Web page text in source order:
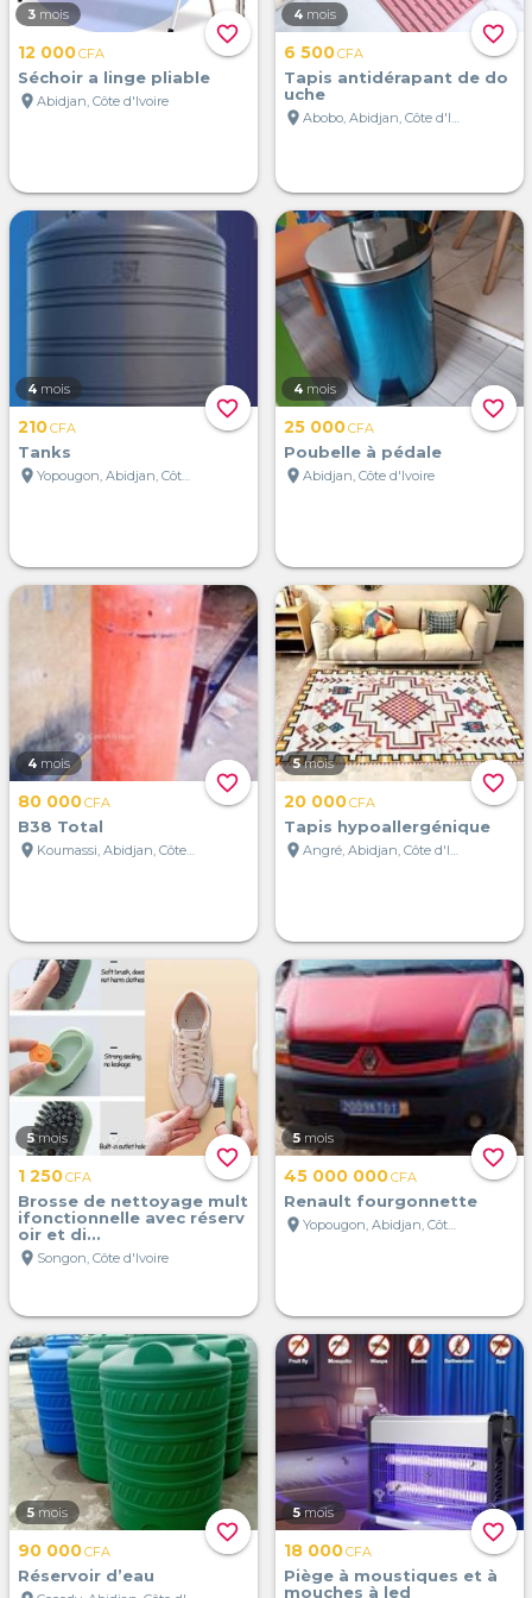
favorite_border
3 mois
12 000CFA
Séchoir a linge pliable
location_on Abidjan, Côte d'Ivoire
favorite_border
4 mois
6 500CFA
Tapis antidérapant de do
uche
location_on
Abobo, Abidjan, Côte d'Ivoire
favorite_border
4 mois
210CFA
Tanks
location_on
Yopougon, Abidjan, Côte d'Ivoire
favorite_border
4 mois
25 000CFA
Poubelle à pédale
location_on Abidjan, Côte d'Ivoire
favorite_border
4 mois
80 000CFA
B38 Total
location_on
Koumassi, Abidjan, Côte d'Ivoire
favorite_border
5 mois
20 000CFA
Tapis hypoallergénique
location_on
Angré, Abidjan, Côte d'Ivoire
favorite_border
5 mois
1 250CFA
Brosse de nettoyage mult
ifonctionnelle avec réserv
oir et di...
location_on Songon, Côte d'Ivoire
favorite_border
5 mois
45 000 000CFA
Renault fourgonnette
location_on
Yopougon, Abidjan, Côte d'Ivoire
favorite_border
5 mois
90 000CFA
Réservoir d’eau
favorite_border
5 mois
18 000CFA
Piège à moustiques et à
mouches à led